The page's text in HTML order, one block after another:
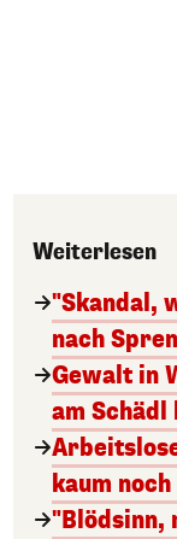
Weiterlesen
"Skandal,
nach
Gewalt in
am Schädl
kaum
"Blödsinn,